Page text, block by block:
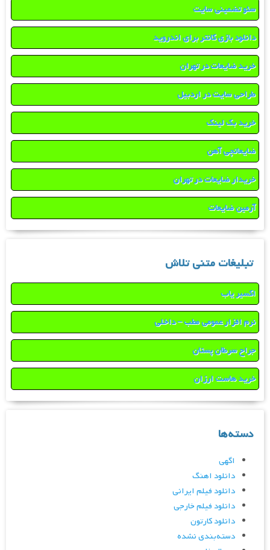
سئو تضمینی سایت
دانلود بازی کانتر برای اندروید
خرید ضایعات در تهران
طراحی سایت در اردبیل
خرید بک لینک
ضایعاتچی آهن
خریدار ضایعات در تهران
آرمین ضایعات
تبلیغات متنی تلاش
اکسیر یاب
نرم افزار عمومی مطب – داخلی
جراح سرطان پستان
خرید هاست ارزان
دسته‌ها
اگهی
دانلود اهنگ
دانلود فیلم ایرانی
دانلود فیلم خارجی
دانلود کارتون
دسته‌بندی نشده